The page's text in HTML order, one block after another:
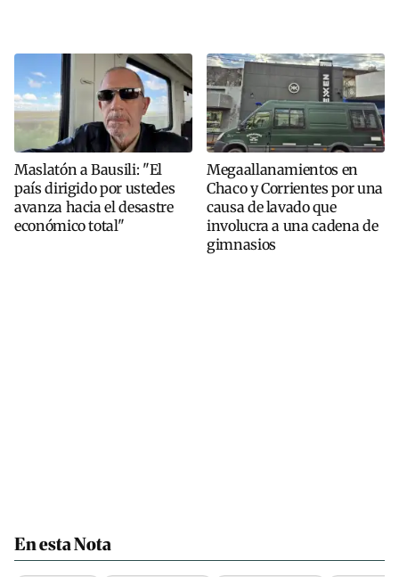
Maslatón a Bausili: "El
país dirigido por ustedes
avanza hacia el desastre
económico total"
Megaallanamientos en
Chaco y Corrientes por una
causa de lavado que
involucra a una cadena de
gimnasios
En esta Nota